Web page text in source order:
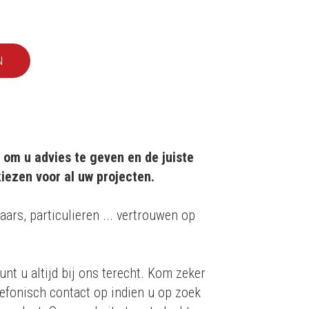
u advies te geven en de juiste
voor al uw projecten.
particulieren ... vertrouwen op
u altijd bij ons terecht. Kom zeker
contact op indien u op zoek